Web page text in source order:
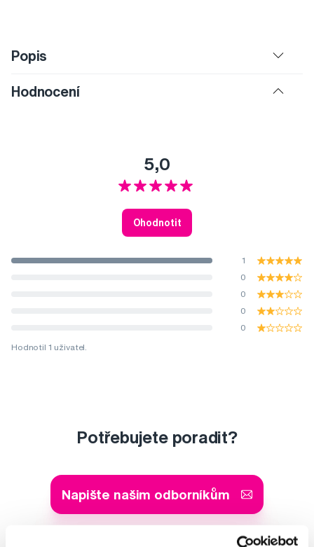
Popis
Hodnocení
5,0
Ohodnotit
1
0
0
0
0
Hodnotil 1 uživatel.
Potřebujete poradit?
Napište našim odborníkům